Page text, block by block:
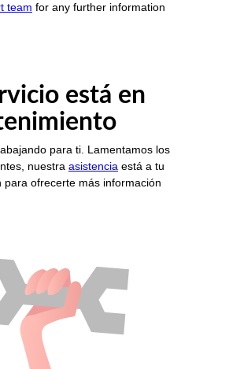
team for any further information
está en
para ti. Lamentamos los
nuestra asistencia está a tu
para ofrecerte más información